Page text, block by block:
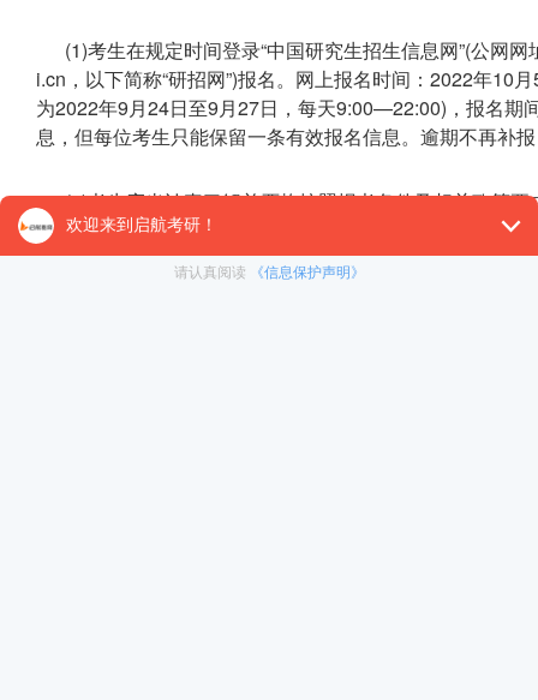
(1)考生在规定时间登录“中国研究生招生信息网”(公网
i.cn，以下简称“研招网”)报名。网上报名时间：2022年
为2022年9月24日至9月27日，每天9:00—22:00)，报名期
息，但每位考生只能保留一条有效报名信息。逾期不再补
(2)考生应当认真了解并严格按照报考条件及相关政策
相关政策要求，造成后续不能网上确认、考试(含初试和复